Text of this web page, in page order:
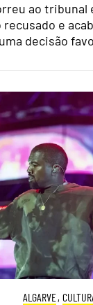
ao tribunal
e
uma decisão
ALGARVE,